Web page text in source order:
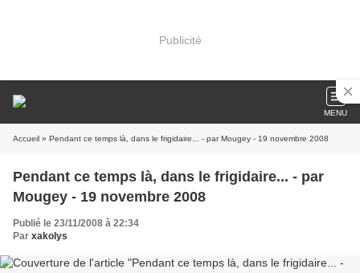
Publicité
MENU
Accueil » Pendant ce temps là, dans le frigidaire... - par Mougey - 19 novembre 2008
Pendant ce temps là, dans le frigidaire... - par
Mougey - 19 novembre 2008
Publié le 23/11/2008 à 22:34
Par xakolys